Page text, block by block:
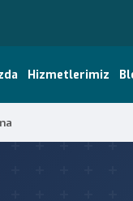
Hizmetlerimiz